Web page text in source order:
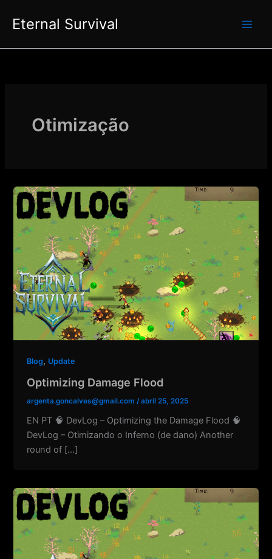
para
conteúdo
Eternal Survival
Otimização
Blog, Update
Optimizing Damage Flood
argenta.goncalves@gmail.com /abril 25, 2025
EN PT 🧠 DevLog – Optimizing the Damage Flood 🧠
DevLog – Otimizando o Inferno (de dano) Another
round of […]